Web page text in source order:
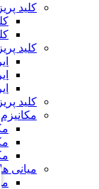
کلید
کلید
کلید
کلید
میانی